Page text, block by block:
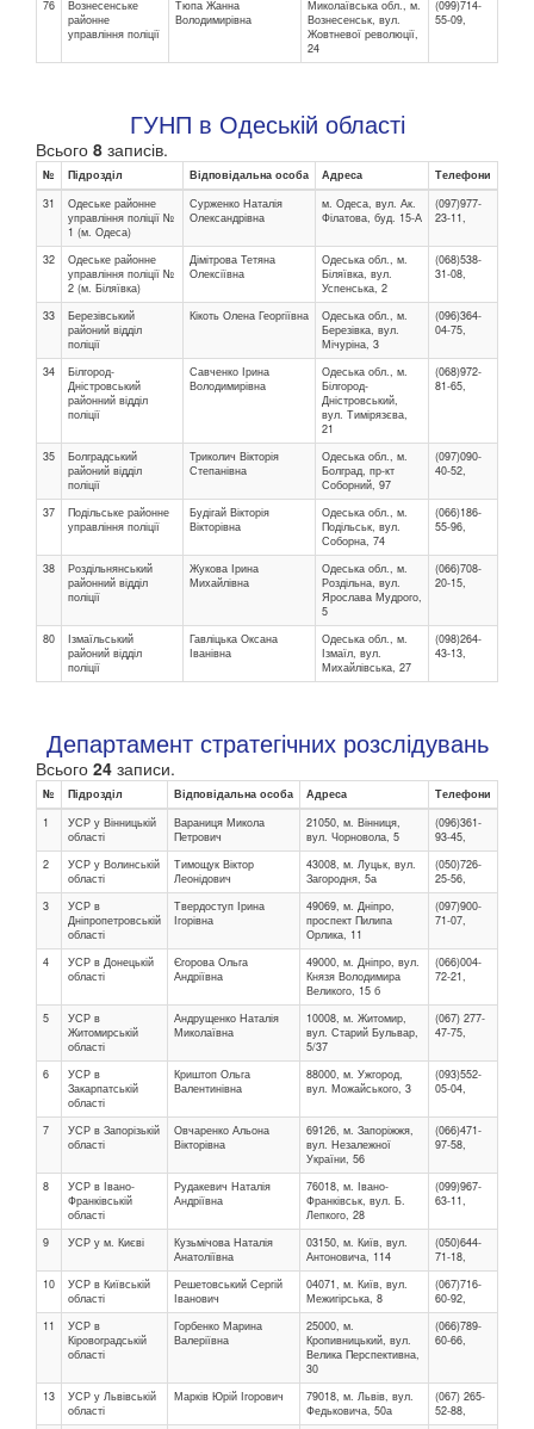
76
Вознесенське
районне
управління поліції
Тюпа Жанна
Володимирівна
Миколаївська обл., м.
Вознесенськ, вул.
Жовтневої революції,
24
(099)714-
55-09,
ГУНП в Одеській області
Всього 8 записів.
№ Підрозділ Відповідальна особа Адреса
Телефони
31
Одеське районне
управління поліції №
1 (м. Одеса)
Сурженко Наталія
Олександрівна
м. Одеса, вул. Ак.
Філатова, буд. 15-А
(097)977-
23-11,
32
Одеське районне
управління поліції №
2 (м. Біляївка)
Дімітрова Тетяна
Олексіївна
Одеська обл., м.
Біляївка, вул.
Успенська, 2
(068)538-
31-08,
33
Березівський
районий відділ
поліції
Кікоть Олена Георгіївна
Одеська обл., м.
Березівка, вул.
Мічуріна, 3
(096)364-
04-75,
34
Білгород-
Дністровський
районний відділ
поліції
Савченко Ірина
Володимирівна
Одеська обл., м.
Білгород-
Дністровський,
вул. Тимірязєва,
21
(068)972-
81-65,
35
Болградський
районий відділ
поліції
Триколич Вікторія
Степанівна
Одеська обл., м.
Болград, пр-кт
Соборний, 97
(097)090-
40-52,
37
Подільське районне
управління поліції
Будігай Вікторія
Вікторівна
Одеська обл., м.
Подільськ, вул.
Соборна, 74
(066)186-
55-96,
38
Роздільнянський
районний відділ
поліції
Жукова Ірина
Михайлівна
Одеська обл., м.
Роздільна, вул.
Ярослава Мудрого,
5
(066)708-
20-15,
80
Ізмаїльський
районий відділ
поліції
Гавліцька Оксана
Іванівна
Одеська обл., м.
Ізмаїл, вул.
Михайлівська, 27
(098)264-
43-13,
Департамент стратегічних розслідувань
Всього 24 записи.
№ Підрозділ Відповідальна особа Адреса
Телефони
1
УСР у Вінницькій
області
Вараниця Микола
Петрович
21050, м. Вінниця,
вул. Чорновола, 5
(096)361-
93-45,
2
УСР у Волинській
області
Тимощук Віктор
Леонідович
43008, м. Луцьк, вул.
Загородня, 5а
(050)726-
25-56,
3
УСР в
Дніпропетровській
області
Твердоступ Ірина
Ігорівна
49069, м. Дніпро,
проспект Пилипа
Орлика, 11
(097)900-
71-07,
4
УСР в Донецькій
області
Єгорова Ольга
Андріївна
49000, м. Дніпро, вул.
Князя Володимира
Великого, 15 б
(066)004-
72-21,
5
УСР в
Житомирській
області
Андрущенко Наталія
Миколаївна
10008, м. Житомир,
вул. Старий Бульвар,
5/37
(067) 277-
47-75,
6
УСР в
Закарпатській
області
Криштоп Ольга
Валентинівна
88000, м. Ужгород,
вул. Можайського, 3
(093)552-
05-04,
7
УСР в Запорізькій
області
Овчаренко Альона
Вікторівна
69126, м. Запоріжжя,
вул. Незалежної
України, 56
(066)471-
97-58,
8
УСР в Івано-
Франківській
області
Рудакевич Наталія
Андріївна
76018, м. Івано-
Франківськ, вул. Б.
Лепкого, 28
(099)967-
63-11,
9 УСР у м. Києві
Кузьмічова Наталія
Анатоліївна
03150, м. Київ, вул.
Антоновича, 114
(050)644-
71-18,
10
УСР в Київській
області
Решетовський Сергій
Іванович
04071, м. Київ, вул.
Межигірська, 8
(067)716-
60-92,
11
УСР в
Кіровоградській
області
Горбенко Марина
Валеріївна
25000, м.
Кропивницький, вул.
Велика Перспективна,
30
(066)789-
60-66,
13
УСР у Львівській
області
Марків Юрій Ігорович
79018, м. Львів, вул.
Федьковича, 50а
(067) 265-
52-88,